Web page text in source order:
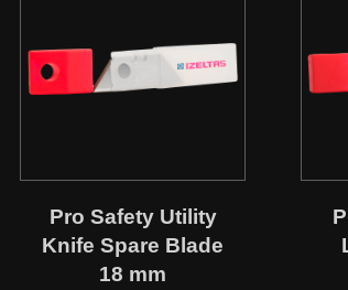
Pro Safety Utility
Knife Spare Blade
18 mm